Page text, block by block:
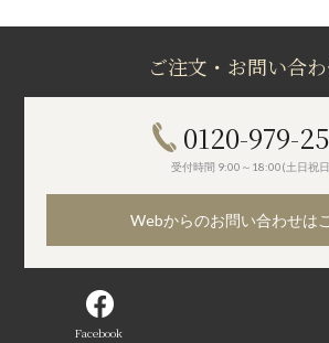
ご注文・お問い合
0120-979-
受付時間 9:00～18:00(土日祝
Webからのお問い合わせは
Facebook